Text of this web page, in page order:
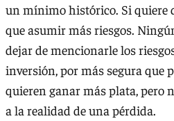
un mínimo histórico. Si quiere
que asumir más riesgos.
dejar de mencionarle los
inversión, por más segura que
quieren ganar más plata, pero
a la realidad de una pérdida.